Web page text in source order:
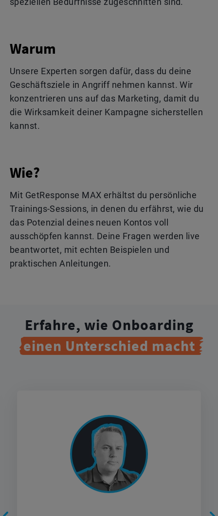
Warum
Unsere Experten sorgen dafür, dass du deine
Geschäftsziele in Angriff nehmen kannst. Wir
konzentrieren uns auf das Marketing, damit du
die Wirksamkeit deiner Kampagne sicherstellen
kannst.
Wie?
Mit GetResponse MAX erhältst du persönliche
Trainings-Sessions, in denen du erfährst, wie du
das Potenzial deines neuen Kontos voll
ausschöpfen kannst. Deine Fragen werden live
beantwortet, mit echten Beispielen und
praktischen Anleitungen.
Erfahre, wie Onboarding
einen Unterschied macht